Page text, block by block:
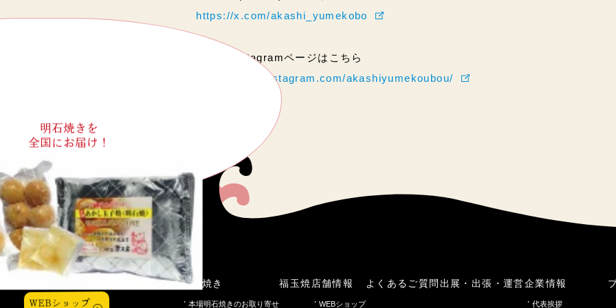
明石焼きを
全国にお届け！
WEBショップ
https://x.com/akashi_yumekobo
当店のInstagramページはこちら
https://www.instagram.com/akashiyumekoubou/
こだわり明石焼き
本場明石焼きのお取り寄せ
福玉焼店舗情報
WEBショップ
よくあるご質問 出展・出張・運営企業情報
代表挨拶